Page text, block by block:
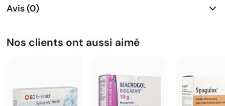
Avis (0)
Nos clients ont aussi aimé